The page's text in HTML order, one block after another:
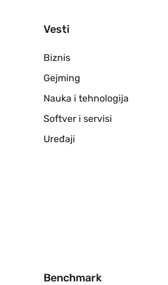
Vesti
Biznis
Gejming
Nauka i tehnologija
Softver i servisi
Uređaji
Benchmark